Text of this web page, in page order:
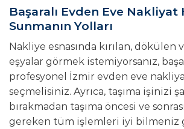
Başaralı Evden Eve
Sunmanın Yolları
Nakliye esnasında kırılan, dökülen
eşyalar görmek istemiyorsanız,
profesyonel İzmir evden eve
seçmelisiniz. Ayrıca, taşıma işinizi
bırakmadan taşıma öncesi ve
gereken tüm işlemleri iyi bilmeniz